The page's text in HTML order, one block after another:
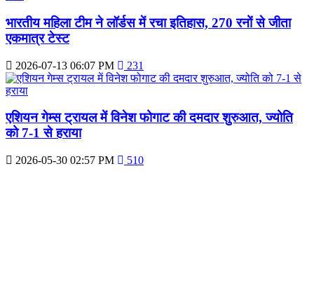
भारतीय महिला टीम ने लॉर्डस में रचा इतिहास, 270 रनों से जीता
एकमात्र टेस्ट
2026-07-13 06:07 PM 231
एशियन गेम्स ट्रायल में विनेश फोगाट की दमदार शुरुआत, ज्योति
को 7-1 से हराया
2026-05-30 02:57 PM 510